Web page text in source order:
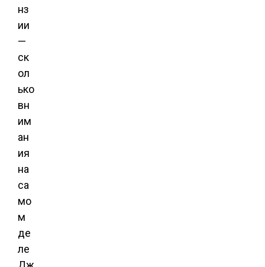
нз
ии
—
ск
ол
ько
вн
им
ан
ия
на
са
мо
м
де
ле